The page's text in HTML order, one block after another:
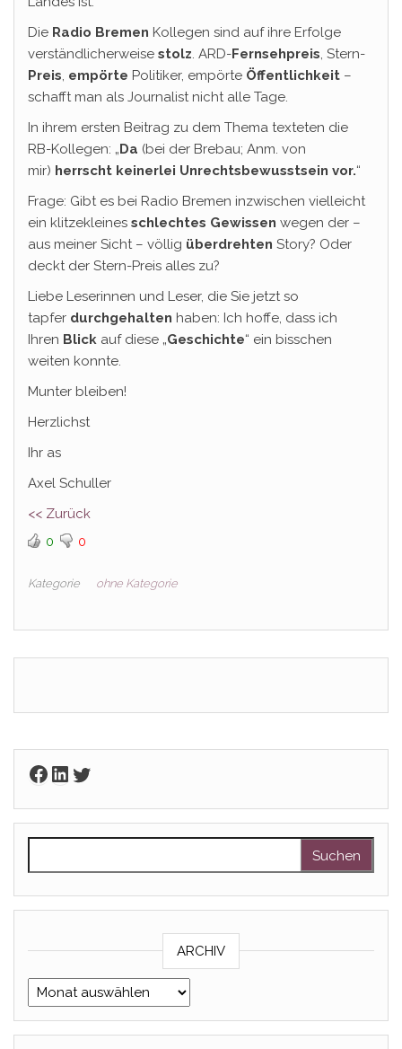
Die Radio Bremen Kollegen sind auf ihre Erfolge
verständlicherweise stolz. ARD-Fernsehpreis, Stern-
Preis, empörte Politiker, empörte Öffentlichkeit –
schafft man als Journalist nicht alle Tage.
In ihrem ersten Beitrag zu dem Thema texteten die
RB-Kollegen: „Da (bei der Brebau; Anm. von
mir) herrscht keinerlei Unrechtsbewusstsein vor.“
Frage: Gibt es bei Radio Bremen inzwischen vielleicht
ein klitzekleines schlechtes Gewissen wegen der –
aus meiner Sicht – völlig überdrehten Story? Oder
deckt der Stern-Preis alles zu?
Liebe Leserinnen und Leser, die Sie jetzt so
tapfer durchgehalten haben: Ich hoffe, dass ich
Ihren Blick auf diese „Geschichte“ ein bisschen
weiten konnte.
Munter bleiben!
Herzlichst
Ihr as
Axel Schuller
<< Zurück
0 0
Kategorie ohne Kategorie
Facebook
LinkedIn
Twitter
ARCHIV
Archiv